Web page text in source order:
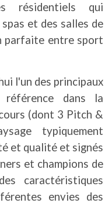
résidentiels qui
et des salles de
parfaite entre sport
l'un des principaux
référence dans la
(dont 3 Pitch &
typiquement
et qualité et signés
et champions de
caractéristiques
envies des